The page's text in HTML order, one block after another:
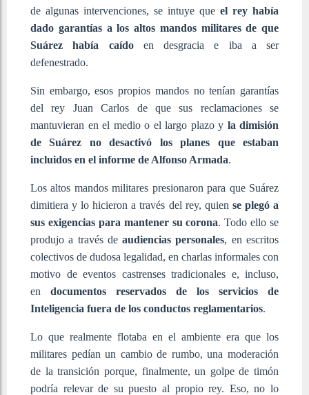
de algunas intervenciones, se intuye que el rey había
dado garantías a los altos mandos militares de que
Suárez había caídoen desgracia e iba a ser
defenestrado.
Sin embargo, esos propios mandos no tenían garantías
del rey Juan Carlos de que sus reclamaciones se
mantuvieran en el medio o el largo plazo y la dimisión
de Suárez no desactivó los planes que estaban
incluidos en el informe de Alfonso Armada.
Los altos mandos militares presionaron para que Suárez
dimitiera y lo hicieron a través del rey, quien se plegó a
sus exigencias para mantener su corona. Todo ello se
produjo a través deaudiencias personales, en escritos
colectivos de dudosa legalidad, en charlas informales con
motivo de eventos castrenses tradicionales e, incluso,
en documentos reservados de los servicios de
Inteligencia fuera de los conductos reglamentarios.
Lo que realmente flotaba en el ambiente era que los
militares pedían un cambio de rumbo, una moderación
de la transición porque, finalmente, un golpe de timón
podría relevar de su puesto al propio rey. Eso, no lo